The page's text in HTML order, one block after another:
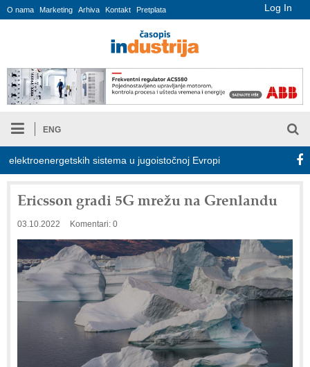
Log In
O nama Marketing Arhiva Kontakt Pretplata
ENG
sistema u jugoistočnoj Evropi
Ericsson gradi 5G mrežu na Grenlandu
03.10.2022 Komentari: 0